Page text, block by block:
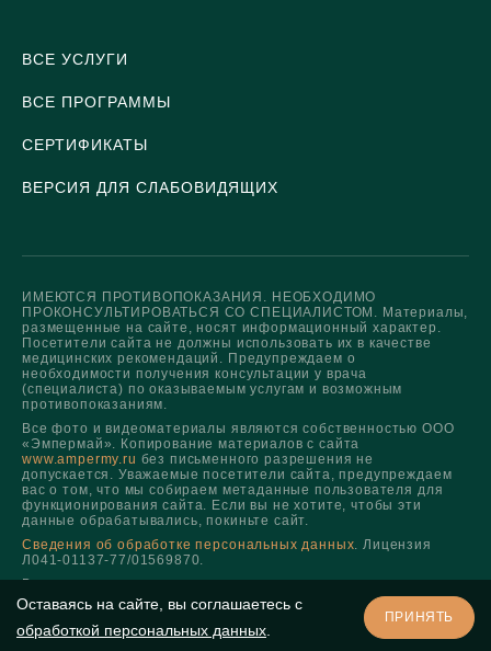
Оставаясь на сайте, вы соглашаетесь с
обработкой персональных данных
ПРИНЯТЬ
ВСЕ УСЛУГИ
ВСЕ ПРОГРАММЫ
СЕРТИФИКАТЫ
ВЕРСИЯ ДЛЯ СЛАБОВИДЯЩИХ
ИМЕЮТСЯ ПРОТИВОПОКАЗАНИЯ. НЕОБХОДИМО
ПРОКОНСУЛЬТИРОВАТЬСЯ СО СПЕЦИАЛИСТОМ. Материалы,
размещенные на сайте, носят информационный характер.
Посетители сайта не должны использовать их в качестве
медицинских рекомендаций. Предупреждаем о
необходимости получения консультации у врача
(специалиста) по оказываемым услугам и возможным
противопоказаниям.
Все фото и видеоматериалы являются собственностью ООО
«Эмпермай». Копирование материалов с сайта
www.ampermy.ru без письменного разрешения не
допускается. Уважаемые посетители сайта, предупреждаем
вас о том, что мы собираем метаданные пользователя для
функционирования сайта. Если вы не хотите, чтобы эти
данные обрабатывались, покиньте сайт.
Сведения об обработке персональных данных. Лицензия
Л041-01137-77/01569870.
Все права защищены.